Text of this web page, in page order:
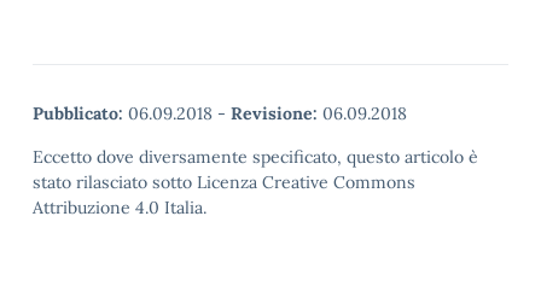
Pubblicato: 06.09.2018 - Revisione: 06.09.2018
Eccetto dove diversamente specificato, questo articolo è
stato rilasciato sotto Licenza Creative Commons
Attribuzione 4.0 Italia.